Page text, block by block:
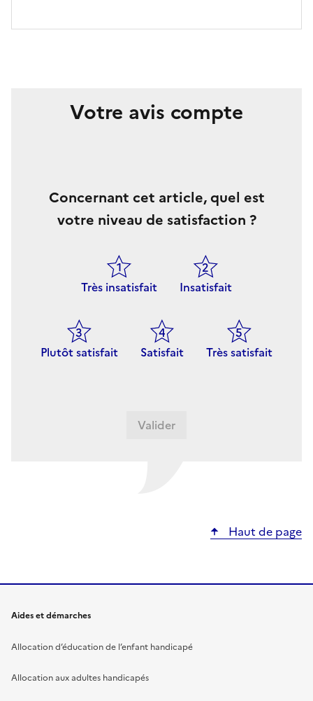
Votre avis compte
Concernant cet article, quel est
votre niveau de satisfaction ?
Très insatisfait Insatisfait
Plutôt satisfait Satisfait Très satisfait
Haut de page
Aides et démarches
Allocation d’éducation de l’enfant handicapé
Allocation aux adultes handicapés